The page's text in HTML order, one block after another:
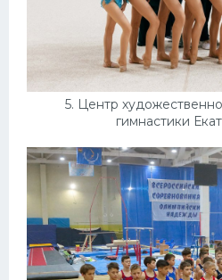
5. Центр
гимнастики